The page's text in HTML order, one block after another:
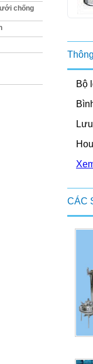
chống
Bộ
CÁC